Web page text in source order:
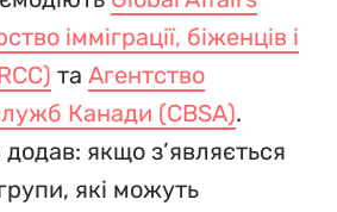
імміграції, біженців і
та Агентство
Канади (CBSA).
якщо з’являється
які можуть